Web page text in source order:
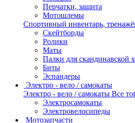
Перчатки, защита
Мотошлемы
Спортивный инвентарь,
Скейтборды
Ролики
Маты
Палки для скандинавской
Биты
Эспандеры
Электро - вело / самокаты
Электро - вело / самокаты Все
Электросамокаты
Электровелосипеды
Мотозапчасти